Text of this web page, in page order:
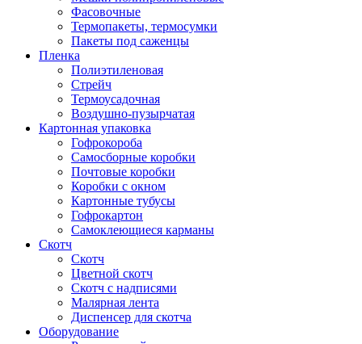
Фасовочные
Термопакеты, термосумки
Пакеты под саженцы
Пленка
Полиэтиленовая
Стрейч
Термоусадочная
Воздушно-пузырчатая
Картонная упаковка
Гофрокороба
Самосборные коробки
Почтовые коробки
Коробки с окном
Картонные тубусы
Гофрокартон
Самоклеющиеся карманы
Скотч
Скотч
Цветной скотч
Скотч с надписями
Малярная лента
Диспенсер для скотча
Оборудование